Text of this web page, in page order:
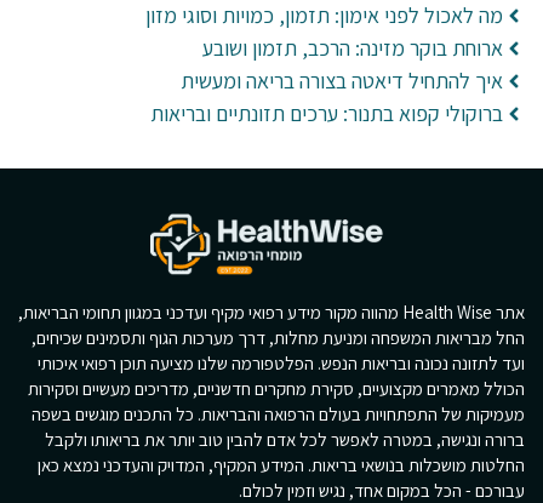
מה לאכול לפני אימון: תזמון, כמויות וסוגי מזון
ארוחת בוקר מזינה: הרכב, תזמון ושובע
איך להתחיל דיאטה בצורה בריאה ומעשית
ברוקולי קפוא בתנור: ערכים תזונתיים ובריאות
אתר Health Wise מהווה מקור מידע רפואי מקיף ועדכני במגוון תחומי הבריאות,
החל מבריאות המשפחה ומניעת מחלות, דרך מערכות הגוף ותסמינים שכיחים,
ועד לתזונה נכונה ובריאות הנפש. הפלטפורמה שלנו מציעה תוכן רפואי איכותי
הכולל מאמרים מקצועיים, סקירת מחקרים חדשניים, מדריכים מעשיים וסקירות
מעמיקות של התפתחויות בעולם הרפואה והבריאות. כל התכנים מוגשים בשפה
ברורה ונגישה, במטרה לאפשר לכל אדם להבין טוב יותר את בריאותו ולקבל
החלטות מושכלות בנושאי בריאות. המידע המקיף, המדויק והעדכני נמצא כאן
עבורכם - הכל במקום אחד, נגיש וזמין לכולם.